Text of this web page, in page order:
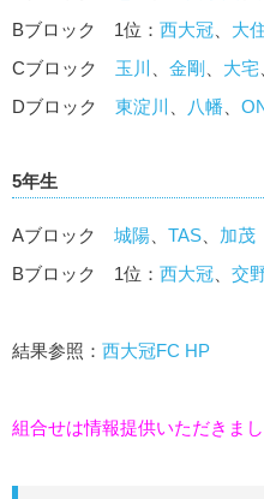
Bブロック 1位： 西大冠 大
Cブロック 玉川 金剛 大宅
Dブロック 東淀川 八幡
5年生
Aブロック 城陽 TAS
加茂
Bブロック 1位： 西大冠 交
結果参照： 西大冠FC HP
組合せは情報提供いただきま